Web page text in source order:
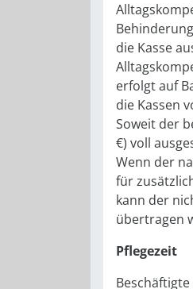
die Kasse
erfolgt auf
die Kassen
Soweit der
€) voll
Wenn der
für
kann der
übertragen
Pflegezeit